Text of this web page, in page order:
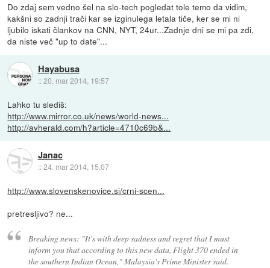
Do zdaj sem vedno šel na slo-tech pogledat tole temo da vidim,
kakšni so zadnji trači kar se izginulega letala tiče, ker se mi ni
ljubilo iskati člankov na CNN, NYT, 24ur...Zadnje dni se mi pa zdi,
da niste več "up to date"...
Hayabusa
::20. mar 2014, 19:57
Lahko tu slediš:
http://www.mirror.co.uk/news/world-news...
http://avherald.com/h?article=4710c69b&...
Janac
::24. mar 2014, 15:07
http://www.slovenskenovice.si/crni-scen...
pretresljivo? ne...
Breaking news: "It's with deep sadness and regret that I must
inform you that according to this new data, Flight 370 ended in
the southern Indian Ocean," Malaysia's Prime Minister said.